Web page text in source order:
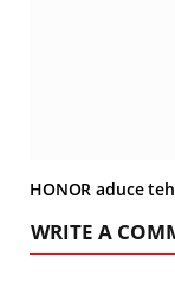
HONOR aduce
WRITE A